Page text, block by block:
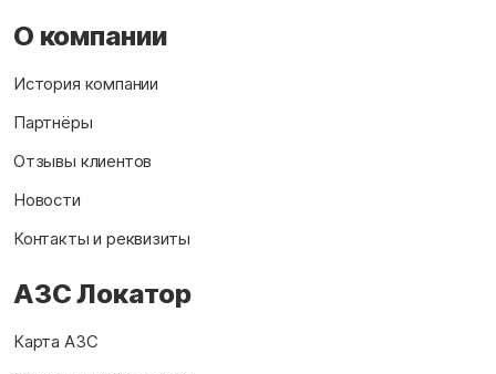
О компании
История компании
Партнёры
Отзывы клиентов
Новости
Контакты и реквизиты
АЗС Локатор
Карта АЗС